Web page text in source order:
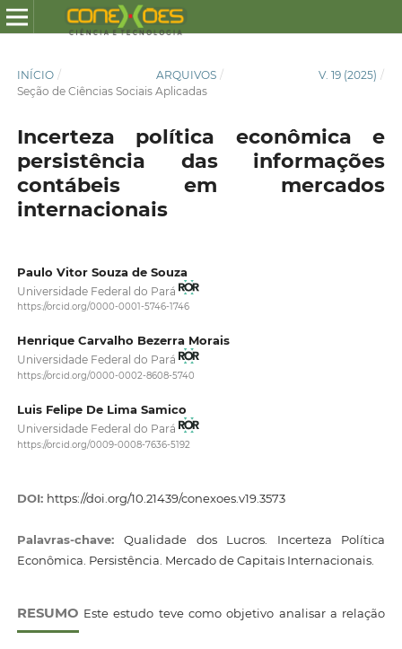
INÍCIO / ARQUIVOS / V. 19 (2025) /
Seção de Ciências Sociais Aplicadas
Incerteza política econômica e
persistência das informações
contábeis em mercados
internacionais
Paulo Vitor Souza de Souza
Universidade Federal do Pará
https://orcid.org/0000-0001-5746-1746
Henrique Carvalho Bezerra Morais
Universidade Federal do Pará
https://orcid.org/0000-0002-8608-5740
Luis Felipe De Lima Samico
Universidade Federal do Pará
https://orcid.org/0009-0008-7636-5192
DOI: https://doi.org/10.21439/conexoes.v19.3573
Palavras-chave:Qualidade dos Lucros. Incerteza Política
Econômica. Persistência. Mercado de Capitais Internacionais.
RESUMO Este estudo teve como objetivo analisar a relação